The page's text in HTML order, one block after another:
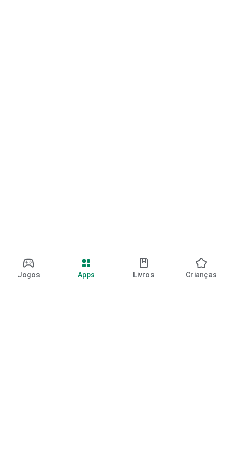
Jogos Apps Livros Crianças